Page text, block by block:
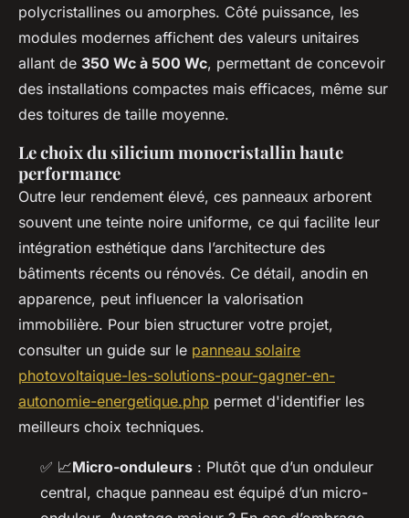
polycristallines ou amorphes. Côté puissance, les
modules modernes affichent des valeurs unitaires
allant de 350 Wc à 500 Wc, permettant de concevoir
des installations compactes mais efficaces, même sur
des toitures de taille moyenne.
Le choix du silicium monocristallin haute
performance
Outre leur rendement élevé, ces panneaux arborent
souvent une teinte noire uniforme, ce qui facilite leur
intégration esthétique dans l’architecture des
bâtiments récents ou rénovés. Ce détail, anodin en
apparence, peut influencer la valorisation
immobilière. Pour bien structurer votre projet,
consulter un guide sur le panneau solaire
photovoltaique-les-solutions-pour-gagner-en-
autonomie-energetique.php permet d'identifier les
meilleurs choix techniques.
✅ 📈Micro-onduleurs : Plutôt que d’un onduleur
central, chaque panneau est équipé d’un micro-